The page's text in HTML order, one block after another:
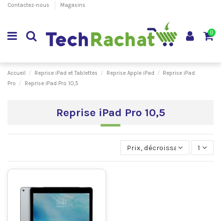
Contactez-nous Magasins
0
Accueil Reprise iPad et Tablettes Reprise Apple iPad
Reprise iPad
Pro
Reprise iPad Pro 10,5
Reprise iPad Pro 10,5
Prix, décroissant 1